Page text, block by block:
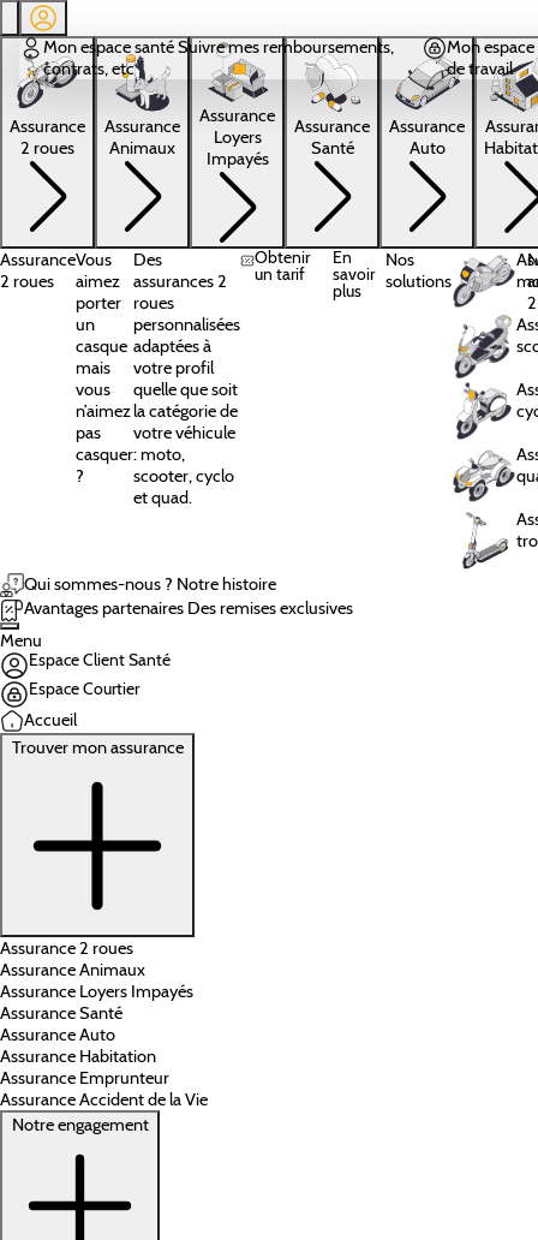
Aller au contenu principal
Mon espace santéSuivre mes remboursements,
contrats, etc
Mon
de travail
Assurance
2 roues
Assurance
Animaux
Assurance
Loyers
Impayés
Assurance
Santé
Assurance
Auto
Assurance
2 roues
Vous
aimez
porter
un
casque
mais
vous
n’aimez
pas
casquer
?
Des
assurances 2
roues
personnalisées
adaptées à
votre profil
quelle que soit
la catégorie de
votre véhicule
: moto,
scooter, cyclo
et quad.
Obtenir
un tarif
En
savoir
plus
Nos
solutions
Qui sommes-nous ? Notre histoire
Avantages partenaires Des remises exclusives
Menu
Espace Client Santé
Espace Courtier
Accueil
Trouver mon assurance
Assurance 2 roues
Assurance Animaux
Assurance Loyers Impayés
Assurance Santé
Assurance Auto
Assurance Habitation
Assurance Emprunteur
Assurance Accident de la Vie
Notre engagement